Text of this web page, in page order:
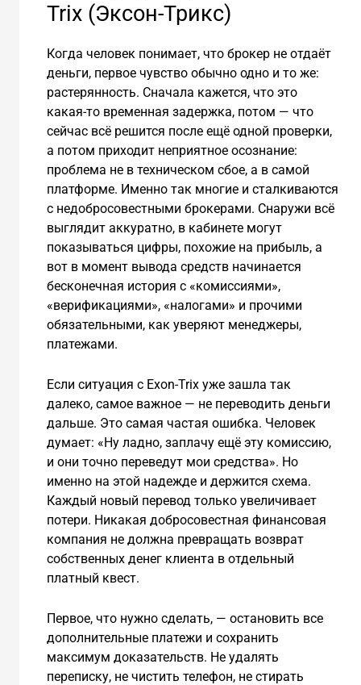
Trix (Эксон-Трикс)
Когда человек понимает, что брокер не отдаёт
деньги, первое чувство обычно одно и то же:
растерянность. Сначала кажется, что это
какая-то временная задержка, потом — что
сейчас всё решится после ещё одной проверки,
а потом приходит неприятное осознание:
проблема не в техническом сбое, а в самой
платформе. Именно так многие и сталкиваются
с недобросовестными брокерами. Снаружи всё
выглядит аккуратно, в кабинете могут
показываться цифры, похожие на прибыль, а
вот в момент вывода средств начинается
бесконечная история с «комиссиями»,
«верификациями», «налогами» и прочими
обязательными, как уверяют менеджеры,
платежами.
Если ситуация с Exon-Trix уже зашла так
далеко, самое важное — не переводить деньги
дальше. Это самая частая ошибка. Человек
думает: «Ну ладно, заплачу ещё эту комиссию,
и они точно переведут мои средства». Но
именно на этой надежде и держится схема.
Каждый новый перевод только увеличивает
потери. Никакая добросовестная финансовая
компания не должна превращать возврат
собственных денег клиента в отдельный
платный квест.
Первое, что нужно сделать, — остановить все
дополнительные платежи и сохранить
максимум доказательств. Не удалять
переписку, не чистить телефон, не стирать